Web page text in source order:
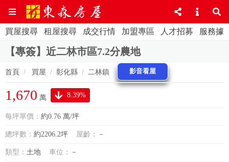
買屋搜尋 租屋搜尋 成交行情 加盟專區 人才招募 服務據
【專簽】近二林市區7.2分農地
首頁 買屋 彰化縣 二林鎮 影音看屋
1,670 萬 8.39%
每坪單價： 約0.76 萬/坪
總坪數： 約2206.2坪 屋齡： －
類型： 土地 車位： －